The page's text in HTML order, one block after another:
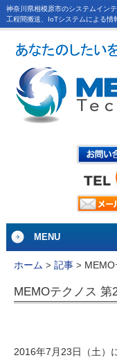
神奈川県相模原市のシステムイン
工程間搬送、IoTシステムによる情
MENU
ホーム > 記事>
MEMOテクノス 第
2016年7月23日（土）